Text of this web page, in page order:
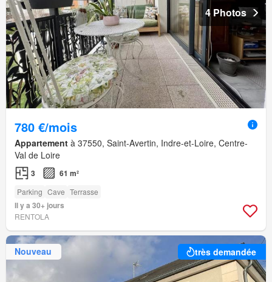
4 Photos
780 €/mois
Appartement à 37550, Saint-Avertin, Indre-et-Loire, Centre-
Val de Loire
3 61 m²
Parking Cave Terrasse
Il y a 30+ jours
RENTOLA
Nouveau très demandée